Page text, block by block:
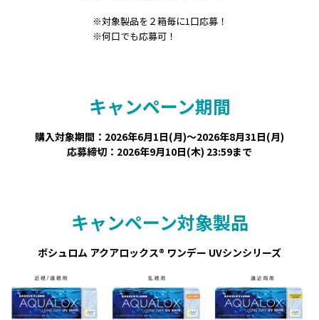
※対象製品を２箱毎に1口応募！
※何口でも応募可！
キャンペーン期間
購入対象期間：2026年6月1日(月)～2026年8月31日(月)
応募締切：2026年9月10日(木) 23:59まで
キャンペーン対象製品
ボシュロム アクアロックス®︎ ワンデー UVシンシリーズ